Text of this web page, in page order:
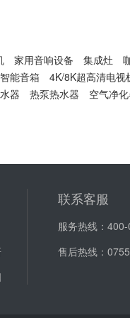
家用音响设备 集成灶
智能音箱 4K/8K超高清电视
器 热泵热水器 空气净
联系客服
服务热线：
售后热线：